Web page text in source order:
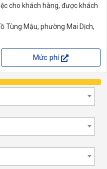
cho khách hàng, được khách
Tùng Mậu, phường Mai Dịch,
Mức phí